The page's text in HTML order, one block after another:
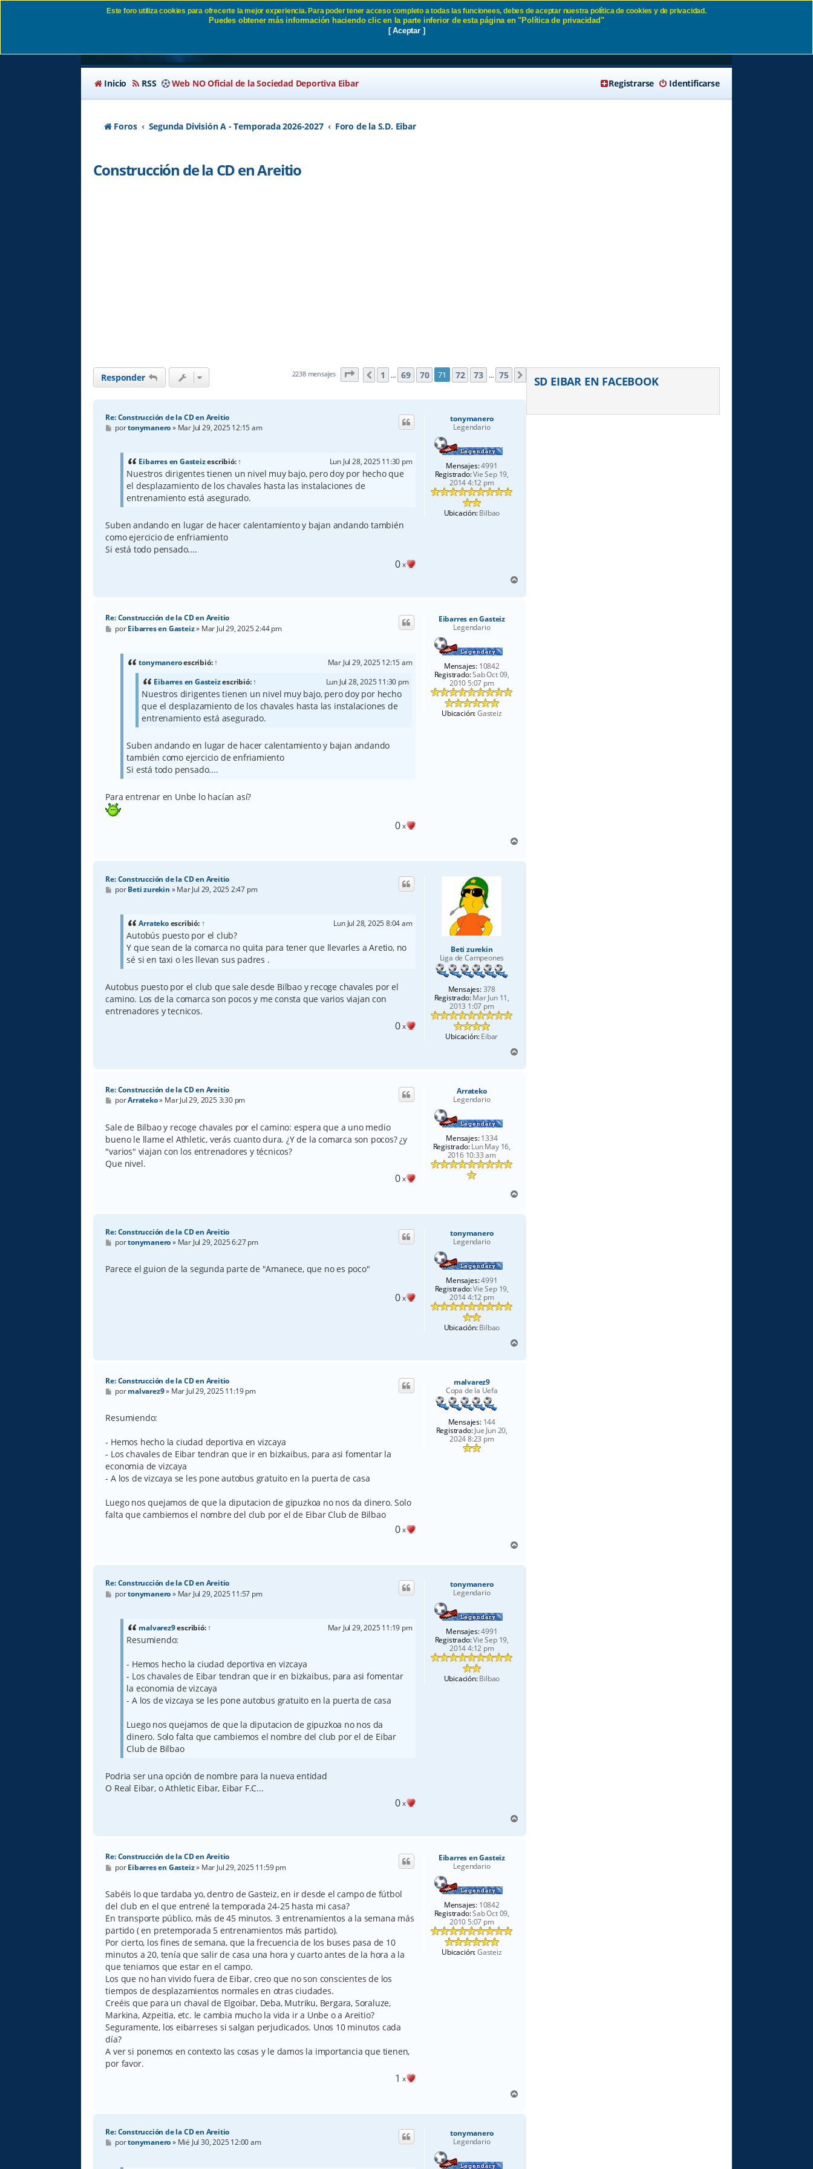
Construcción de la CD en Areitio - Página 71 SD Eibar
Inicio RSS Web NO Oficial de la Sociedad Deportiva Eibar Identificarse
Registrarse
Foros Segunda División A - Temporada 2026-2027 Foro de la S.D. Eibar
Construcción de la CD en Areitio
Responder 2238 mensajes Página 71de75
Anterior
1 … 69 70 71 72 73 … 75 Siguiente
tonymanero
Legendario
Mensajes:4991
Registrado:Vie Sep 19,
2014 4:12 pm
Ubicación:Bilbao
Re: Construcción de la CD en Areitio
M
e
portonymanero» Mar Jul 29, 2025 12:15 am
Eibarres en Gasteizescribió:↑ Lun Jul 28, 2025 11:30 pm
Nuestros dirigentes tienen un nivel muy bajo, pero doy por hecho que
el desplazamiento de los chavales hasta las instalaciones de
entrenamiento está asegurado.
Suben andando en lugar de hacer calentamiento y bajan andando también
como ejercicio de enfriamiento
Si está todo pensado....
0x
r
Eibarres en Gasteiz
Legendario
Mensajes: 10842
Registrado:Sab Oct 09,
2010 5:07 pm
Ubicación:Gasteiz
Re: Construcción de la CD en Areitio
M
e
porEibarres en Gasteiz» Mar Jul 29, 2025 2:44 pm
tonymaneroescribió:↑
Mar Jul 29, 2025 12:15 am
Eibarres en Gasteizescribió:↑ Lun Jul 28, 2025 11:30 pm
Nuestros dirigentes tienen un nivel muy bajo, pero doy por hecho
que el desplazamiento de los chavales hasta las instalaciones de
entrenamiento está asegurado.
Suben andando en lugar de hacer calentamiento y bajan andando
también como ejercicio de enfriamiento
Si está todo pensado....
Para entrenar en Unbe lo hacían así?
0x
r
Beti zurekin
Liga de Campeones
Mensajes:378
Registrado:Mar Jun 11,
2013 1:07 pm
Ubicación:Eibar
Re: Construcción de la CD en Areitio
M
e
porBeti zurekin »Mar Jul 29, 2025 2:47 pm
Arratekoescribió: ↑ Lun Jul 28, 2025 8:04 am
Autobús puesto por el club?
Y que sean de la comarca no quita para tener que llevarles a Aretio, no
sé si en taxi o les llevan sus padres .
Autobus puesto por el club que sale desde Bilbao y recoge chavales por el
camino. Los de la comarca son pocos y me consta que varios viajan con
entrenadores y tecnicos.
0x
r
Arrateko
Legendario
Mensajes:1334
Registrado:Lun May 16,
2016 10:33 am
Re: Construcción de la CD en Areitio
M
e
s
a
j
e
porArrateko» Mar Jul 29, 2025 3:30 pm
Sale de Bilbao y recoge chavales por el camino: espera que a uno medio
bueno le llame el Athletic, verás cuanto dura. ¿Y de la comarca son pocos? ¿y
"varios" viajan con los entrenadores y técnicos?
Que nivel.
0x
r
tonymanero
Legendario
Mensajes:4991
Registrado:Vie Sep 19,
2014 4:12 pm
Ubicación:Bilbao
Re: Construcción de la CD en Areitio
M
e
s
a
portonymanero» Mar Jul 29, 2025 6:27 pm
Parece el guion de la segunda parte de "Amanece, que no es poco"
0x
r
malvarez9
Copa de la Uefa
Mensajes:144
Registrado:Jue Jun 20,
2024 8:23 pm
Re: Construcción de la CD en Areitio
M
e
s
a
e
pormalvarez9» Mar Jul 29, 2025 11:19 pm
Resumiendo:
- Hemos hecho la ciudad deportiva en vizcaya
- Los chavales de Eibar tendran que ir en bizkaibus, para asi fomentar la
economia de vizcaya
- A los de vizcaya se les pone autobus gratuito en la puerta de casa
Luego nos quejamos de que la diputacion de gipuzkoa no nos da dinero. Solo
falta que cambiemos el nombre del club por el de Eibar Club de Bilbao
0x
r
tonymanero
Legendario
Mensajes:4991
Registrado:Vie Sep 19,
2014 4:12 pm
Ubicación:Bilbao
Re: Construcción de la CD en Areitio
M
e
portonymanero» Mar Jul 29, 2025 11:57 pm
malvarez9escribió:↑ Mar Jul 29, 2025 11:19 pm
Resumiendo:
- Hemos hecho la ciudad deportiva en vizcaya
- Los chavales de Eibar tendran que ir en bizkaibus, para asi fomentar
la economia de vizcaya
- A los de vizcaya se les pone autobus gratuito en la puerta de casa
Luego nos quejamos de que la diputacion de gipuzkoa no nos da
dinero. Solo falta que cambiemos el nombre del club por el de Eibar
Club de Bilbao
Podria ser una opción de nombre para la nueva entidad
O Real Eibar, o Athletic Eibar, Eibar F.C...
0x
r
Eibarres en Gasteiz
Legendario
Mensajes: 10842
Registrado:Sab Oct 09,
2010 5:07 pm
Ubicación:Gasteiz
Re: Construcción de la CD en Areitio
M
e
s
a
j
e
porEibarres en Gasteiz» Mar Jul 29, 2025 11:59 pm
Sabéis lo que tardaba yo, dentro de Gasteiz, en ir desde el campo de fútbol
del club en el que entrené la temporada 24-25 hasta mi casa?
En transporte público, más de 45 minutos. 3 entrenamientos a la semana más
partido ( en pretemporada 5 entrenamientos más partido).
Por cierto, los fines de semana, que la frecuencia de los buses pasa de 10
minutos a 20, tenía que salir de casa una hora y cuarto antes de la hora a la
que teniamos que estar en el campo.
Los que no han vivido fuera de Eibar, creo que no son conscientes de los
tiempos de desplazamientos normales en otras ciudades.
Creéis que para un chaval de Elgoibar, Deba, Mutriku, Bergara, Soraluze,
Markina, Azpeitia, etc. le cambia mucho la vida ir a Unbe o a Areitio?
Seguramente, los eibarreses si salgan perjudicados. Unos 10 minutos cada
día?
A ver si ponemos en contexto las cosas y le damos la importancia que tienen,
por favor.
1 x
r
tonymanero
Legendario
Re: Construcción de la CD en Areitio
M
e
portonymanero» Mié Jul 30, 2025 12:00 am
SD EIBAR EN FACEBOOK
Este foro utiliza cookies para ofrecerte la mejor experiencia. Para poder tener acceso completo a todas las funcionees, debes de aceptar nuestra política de cookies y de privacidad.
Puedes obtener más información haciendo clic en la parte inferior de esta página en "Política de privacidad"
[ Aceptar ]